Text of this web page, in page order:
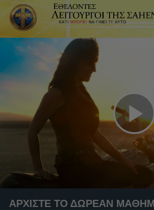
ΑΡΧΙΣΤΕ ΤΟ ΔΩΡΕΑΝ